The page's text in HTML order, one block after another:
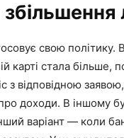
свою політику.
карті стала більше,
з відповідною
доходи. В іншому
варіант — коли